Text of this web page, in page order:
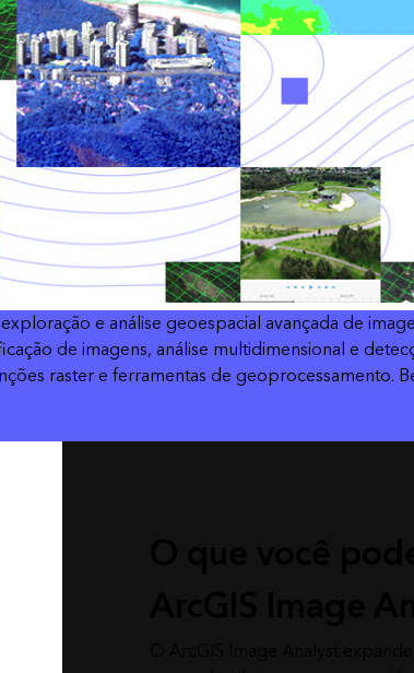
e análise geoespacial avançada de
de imagens, análise multidimensional e
raster e ferramentas de geoprocessamento.